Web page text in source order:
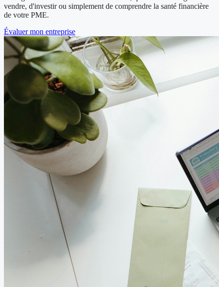
vendre, d'investir ou simplement de comprendre la santé financière
de votre PME.
Évaluer mon entreprise